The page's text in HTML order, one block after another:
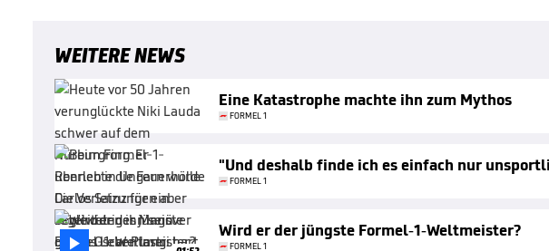
WEITERE NEWS
Eine Katastrophe machte ihn zum Mythos
FORMEL 1
"Und deshalb finde ich es einfach nur
FORMEL 1

Wird er der jüngste Formel-1-Weltmeister?
FORMEL 1